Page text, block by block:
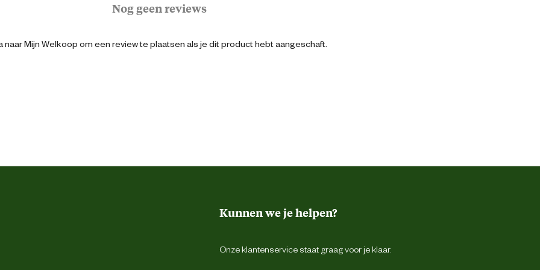
Koord
Nog geen reviews
naar Mijn Welkoop om een review te plaatsen als je dit product hebt aangeschaft.
Kunnen we je helpen?
Onze klantenservice staat graag voor je klaar.